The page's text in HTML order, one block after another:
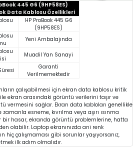
445 G6 (9HP58ES)
Data Kablosu Özellikleri
HP ProBook 445 G6
(9HP58ES)
Yeni Ambalajında
Muadil Yan Sanayi
Garanti
Verilmemektedir
çalışabilmesi için ekran data kablosu kritik
ekran arasındaki görüntü verilerini taşır ve
vermesini sağlar. Ekran data kabloları genellikle
esneme, kıvrılma veya aşırı ısınma
bir hasar, ekranda görüntü problemlerine, hatta
olabilir. Laptop ekranınızda ani renk
hiç çalışmaması gibi sorunlar yaşıyorsanız,
ilk adım olmalıdır.